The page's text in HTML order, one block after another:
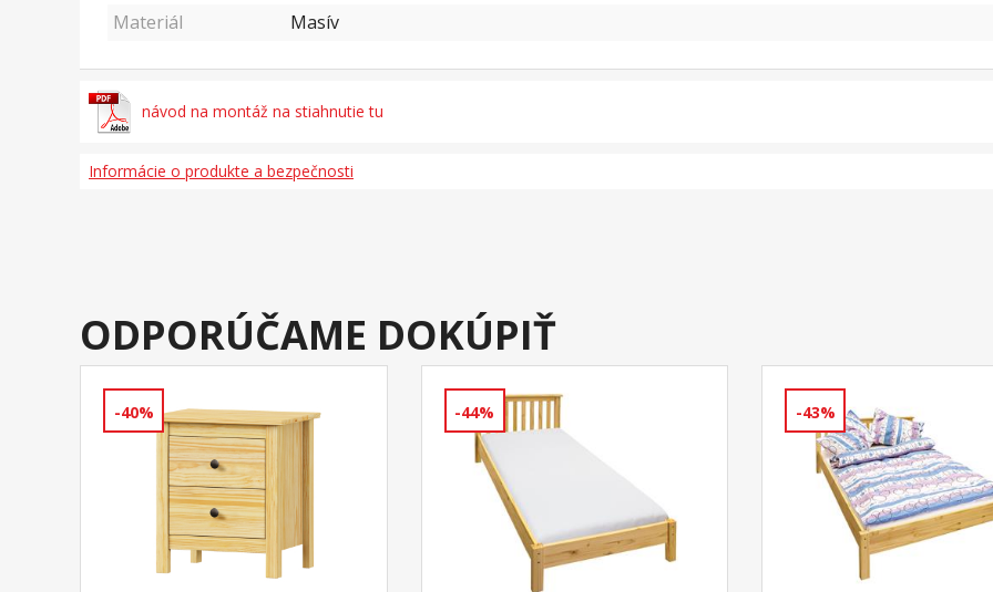
Materiál
Masív
návod na montáž na stiahnutie tu
Informácie o produkte a bezpečnosti
ODPORÚČAME DOKÚPIŤ
-40% -44% -43%